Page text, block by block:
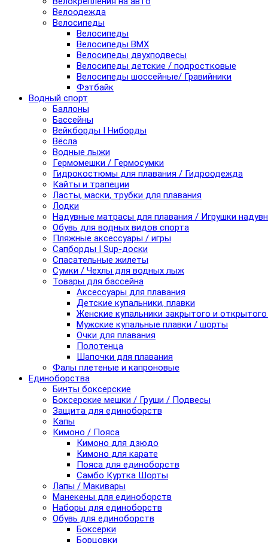
Велоодежда
Велосипеды
Велосипеды
Велосипеды BMX
Велосипеды двухподвесы
Велосипеды детские / подростковые
Велосипеды шоссейные/ Гравийники
Фэтбайк
Водный спорт
Баллоны
Бассейны
Вейкборды I Ниборды
Вёсла
Водные лыжи
Гермомешки / Гермосумки
Гидрокостюмы для плавания / Гидроодежда
Кайты и трапеции
Ласты, маски, трубки для плавания
Лодки
Надувные матрасы для плавания / Игрушки
Обувь для водных видов спорта
Пляжные аксессуары / игры
Сапборды I Sup-доски
Спасательные жилеты
Сумки / Чехлы для водных лыж
Товары для бассейна
Аксессуары для плавания
Детские купальники, плавки
Женские купальники закрытого и
Мужские купальные плавки / шорты
Очки для плавания
Полотенца
Шапочки для плавания
Фалы плетеные и капроновые
Единоборства
Бинты боксерские
Боксерские мешки / Груши / Подвесы
Защита для единоборств
Капы
Кимоно / Пояса
Кимоно для дзюдо
Кимоно для карате
Пояса для единоборств
Самбо Куртка Шорты
Лапы / Макивары
Манекены для единоборств
Наборы для единоборств
Обувь для единоборств
Боксерки
Борцовки